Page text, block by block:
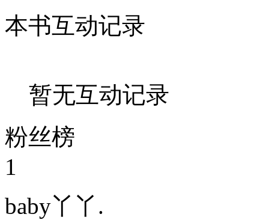
本书互动记录
暂无互动记录
粉丝榜
1
baby丫丫.